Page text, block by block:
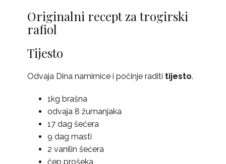
Originalni recept za trogirski
rafiol
Tijesto
Odvaja Dina namirnice i počinje raditi tijesto.
1kg brašna
odvaja 8 žumanjaka
17 dag šećera
9 dag masti
2 vanilin šećera
čep prošeka